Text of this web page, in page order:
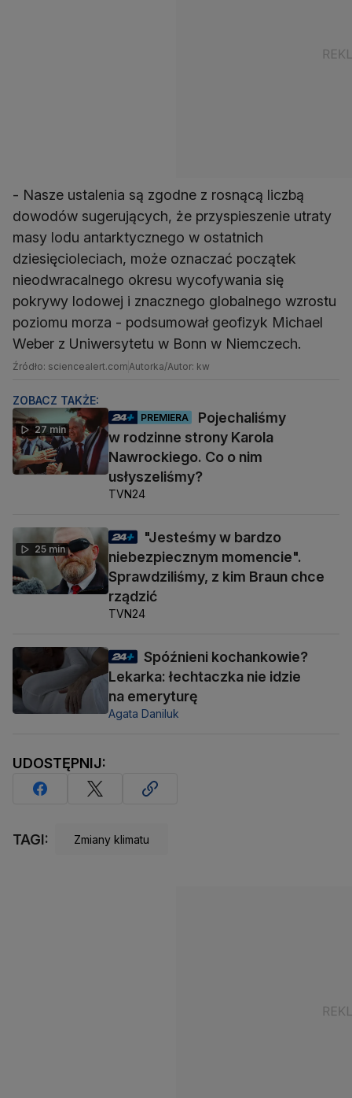
- Nasze ustalenia są zgodne z rosnącą liczbą
dowodów sugerujących, że przyspieszenie utraty
masy lodu antarktycznego w ostatnich
dziesięcioleciach, może oznaczać początek
nieodwracalnego okresu wycofywania się
pokrywy lodowej i znacznego globalnego wzrostu
poziomu morza - podsumował geofizyk Michael
Weber z Uniwersytetu w Bonn w Niemczech.
Źródło: sciencealert.comAutorka/Autor: kw
ZOBACZ TAKŻE:
27 min
PREMIERA
Pojechaliśmy
w rodzinne strony Karola
Nawrockiego. Co o nim
usłyszeliśmy?
TVN24
25 min
"Jesteśmy w bardzo
niebezpiecznym momencie".
Sprawdziliśmy, z kim Braun chce
rządzić
TVN24
Spóźnieni kochankowie?
Lekarka: łechtaczka nie idzie
na emeryturę
Agata Daniluk
UDOSTĘPNIJ:
TAGI: Zmiany klimatu